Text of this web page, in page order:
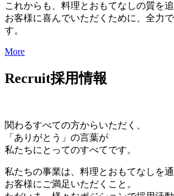
これからも、料理とおもてなしの質を追
お客様に喜んでいただくために、全力
す。
More
Recruit採用情報
関わるすべての方からいただく、
「ありがとう」の言葉が
私たちにとってのすべてです。
私たちの事業は、料理とおもてなしを通
お客様にご満足いただくこと。